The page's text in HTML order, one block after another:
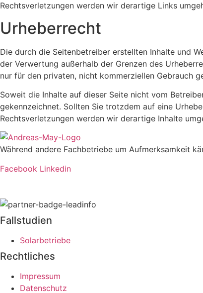
Rechtsverletzungen werden wir derartige Links
Urheberrecht
Die durch die Seitenbetreiber erstellten Inhalte und
der Verwertung außerhalb der Grenzen des
nur für den privaten, nicht kommerziellen Gebrauch
Soweit die Inhalte auf dieser Seite nicht vom
gekennzeichnet. Sollten Sie trotzdem auf eine
Rechtsverletzungen werden wir derartige Inhalte
Während andere Fachbetriebe um Aufmerksamkeit
Facebook Linkedin
Fallstudien
Solarbetriebe
Rechtliches
Impressum
Datenschutz